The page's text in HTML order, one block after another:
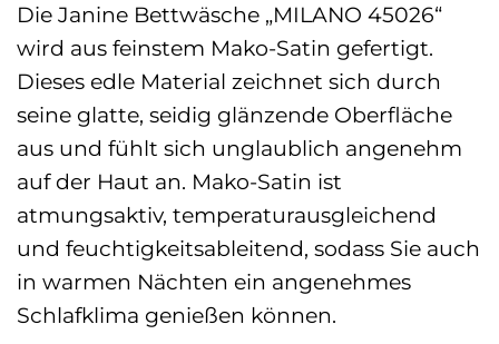
Die Janine Bettwäsche „MILANO 45026“
wird aus feinstem Mako-Satin gefertigt.
Dieses edle Material zeichnet sich durch
seine glatte, seidig glänzende Oberfläche
aus und fühlt sich unglaublich angenehm
auf der Haut an. Mako-Satin ist
atmungsaktiv, temperaturausgleichend
und feuchtigkeitsableitend, sodass Sie auch
in warmen Nächten ein angenehmes
Schlafklima genießen können.